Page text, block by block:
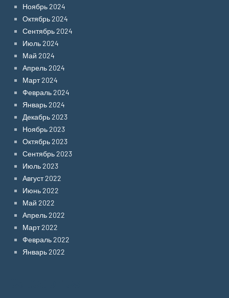
Ноябрь 2024
Октябрь 2024
Сентябрь 2024
Июль 2024
Май 2024
Апрель 2024
Март 2024
Февраль 2024
Январь 2024
Декабрь 2023
Ноябрь 2023
Октябрь 2023
Сентябрь 2023
Июль 2023
Август 2022
Июнь 2022
Май 2022
Апрель 2022
Март 2022
Февраль 2022
Январь 2022